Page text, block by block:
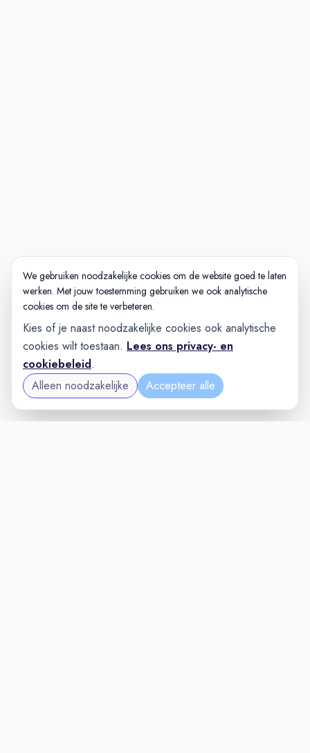
We gebruiken noodzakelijke cookies om de website goed te laten
werken. Met jouw toestemming gebruiken we ook analytische
cookies om de site te verbeteren.
Kies of je naast noodzakelijke cookies ook analytische
cookies wilt toestaan. Lees ons privacy- en
cookiebeleid.
Alleen noodzakelijke
Accepteer alle